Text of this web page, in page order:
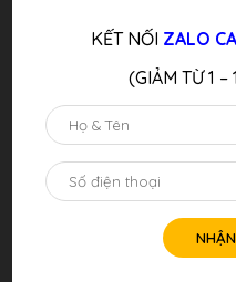
Đàn Piano Điện
KẾT NỐI ZALO
(GIẢM TỪ 1